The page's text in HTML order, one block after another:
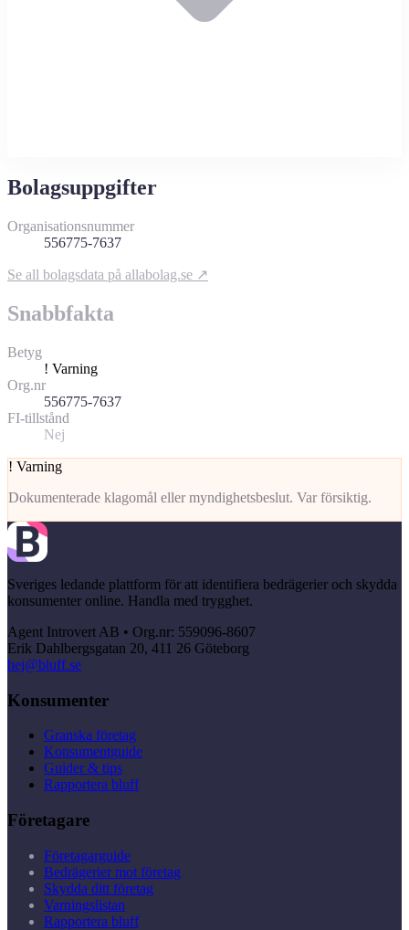
Bolagsuppgifter
Organisationsnummer
556775-7637
Se all bolagsdata på allabolag.se ↗
Snabbfakta
Betyg
! Varning
Org.nr
556775-7637
FI-tillstånd
Nej
! Varning
Dokumenterade klagomål eller myndighetsbeslut. Var försiktig.
Sveriges ledande plattform för att identifiera bedrägerier och skydda
konsumenter online. Handla med trygghet.
Agent Introvert AB • Org.nr: 559096-8607
Erik Dahlbergsgatan 20, 411 26 Göteborg
hej@bluff.se
Konsumenter
Granska företag
Konsumentguide
Guider & tips
Rapportera bluff
Företagare
Företagarguide
Bedrägerier mot företag
Skydda ditt företag
Varningslistan
Rapportera bluff